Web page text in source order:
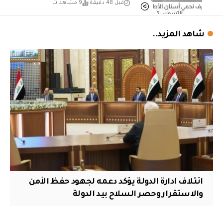
قبل 48 دقيقة 9 مشاهدات
شاهد المزيد..
ائتلاف ادارة الدولة يؤكد دعمه لجهود حفظ الأمن
والاستقرار وحصر السلاح بيد الدولة